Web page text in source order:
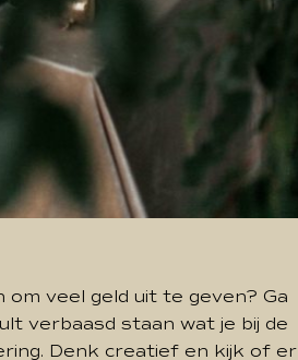
veel geld uit te geven? Ga
verbaasd staan wat je bij de
Denk creatief en kijk of er